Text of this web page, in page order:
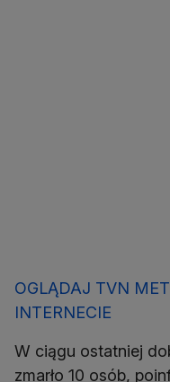
OGLĄDAJ TVN
INTERNECIE
W ciągu ostatniej
zmarło 10 osób,